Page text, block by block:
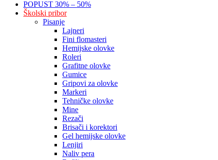
POPUST 30% – 50%
Školski pribor
Pisanje
Lajneri
Fini flomasteri
Hemijske olovke
Roleri
Grafitne olovke
Gumice
Gripovi za olovke
Markeri
Tehničke olovke
Mine
Rezači
Brisači i korektori
Gel hemijske olovke
Lenjiri
Naliv pera